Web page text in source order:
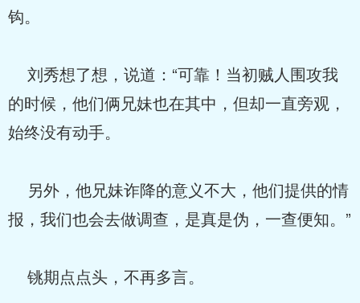
钩。
刘秀想了想，说道：“可靠！当初贼人围攻我
的时候，他们俩兄妹也在其中，但却一直旁观，
始终没有动手。
另外，他兄妹诈降的意义不大，他们提供的情
报，我们也会去做调查，是真是伪，一查便知。”
铫期点点头，不再多言。